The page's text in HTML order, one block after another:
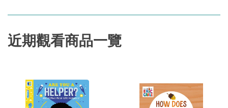
近期觀看商品一覽